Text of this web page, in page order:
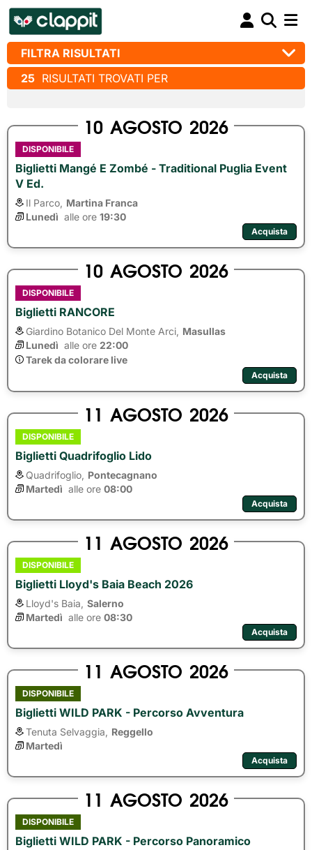
FILTRA RISULTATI
25 RISULTATI TROVATI PER
10 AGOSTO 2026
DISPONIBILE
Biglietti Mangé E Zombé - Traditional Puglia Event
V Ed.
Il Parco, Martina Franca
Lunedì alle ore 19:30
Acquista
10 AGOSTO 2026
DISPONIBILE
Biglietti RANCORE
Giardino Botanico Del Monte Arci, Masullas
Lunedì alle ore 22:00
Tarek da colorare live
Acquista
11 AGOSTO 2026
DISPONIBILE
Biglietti Quadrifoglio Lido
Quadrifoglio, Pontecagnano
Martedì alle ore 08:00
Acquista
11 AGOSTO 2026
DISPONIBILE
Biglietti Lloyd's Baia Beach 2026
Lloyd's Baia, Salerno
Martedì alle ore 08:30
Acquista
11 AGOSTO 2026
DISPONIBILE
Biglietti WILD PARK - Percorso Avventura
Tenuta Selvaggia,
Reggello
Martedì
Acquista
11 AGOSTO 2026
DISPONIBILE
Biglietti WILD PARK - Percorso Panoramico